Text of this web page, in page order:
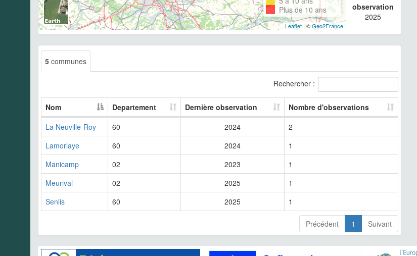
Plus de 10 ans
Leaflet| ©Geo2France
observation
2025
5 communes
Rechercher :
Nom Departement Dernière observation
Nombre d'observations
La Neuville-Roy
60 2024
2
Lamorlaye
60 2024
1
Manicamp
02 2023
1
Meurival
02 2025
1
Senlis
60 2025 1
Précédent 1 Suivant